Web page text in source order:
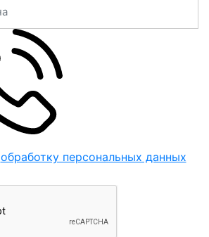
обработку персональных данных